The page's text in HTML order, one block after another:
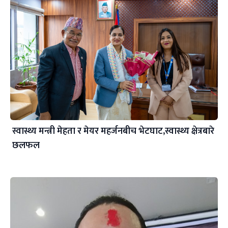
स्वास्थ्य मन्त्री मेहता र मेयर महर्जनबीच भेटघाट,स्वास्थ्य क्षेत्रबारे
छलफल